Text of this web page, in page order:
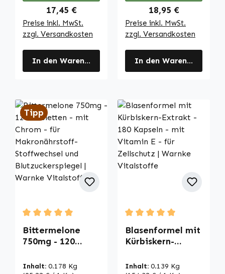
Regulärer Preis:
17,45 €
Preise inkl. MwSt.
zzgl. Versandkosten
In den Warenkorb
Regulärer Preis:
18,95 €
Preise inkl. MwSt.
zzgl. Versandkosten
In den Warenkorb
Tipp
Durchschnittliche Bewertung von 5 von 5 Sternen
Bittermelone
750mg - 120
Chrom - für
Inhalt: 0.178 Kg
Durchschnittliche
Blasenformel mit
Kürbiskern-
Kapseln - mit
Inhalt: 0.139 Kg